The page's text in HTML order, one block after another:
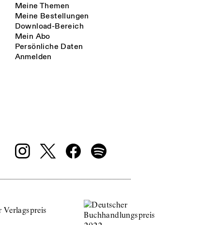
Meine Themen
Meine Bestellungen
Download-Bereich
Mein Abo
Persönliche Daten
Anmelden